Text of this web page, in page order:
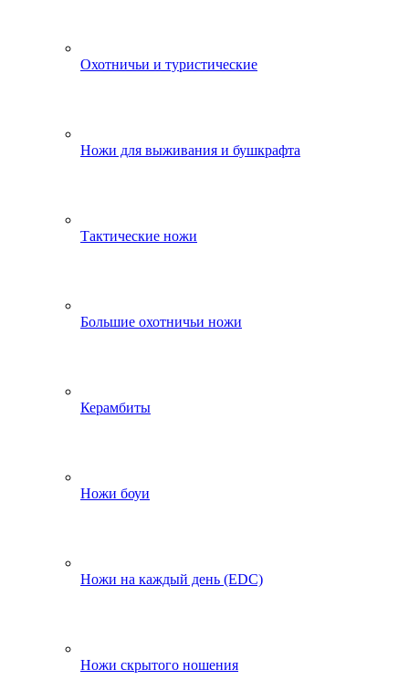
Охотничьи и туристические
Ножи для выживания и бушкрафта
Тактические ножи
Большие охотничьи ножи
Керамбиты
Ножи боуи
Ножи на каждый день (EDC)
Ножи скрытого ношения